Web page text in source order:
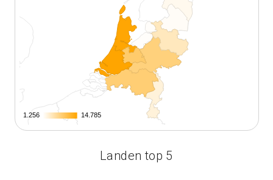
1.256
1.256 14.785
14.785
Landen top 5